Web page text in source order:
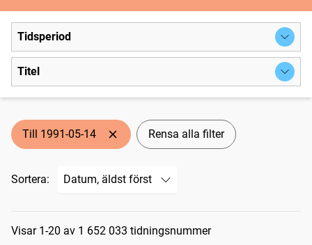
Tidsperiod
Titel
Till 1991-05-14 Rensa alla filter
Sortera:
Sökresultat
Visar 1-20 av 1 652 033 tidningsnummer